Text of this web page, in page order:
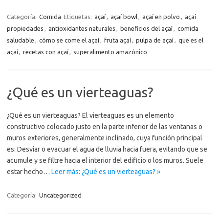
Categoría: Comida Etiquetas: açaí, açaí bowl, açaí en polvo , açaí
propiedades , antioxidantes naturales , beneficios del açaí, comida
saludable , cómo se come el açaí, fruta açaí, pulpa de açaí, que es el
açaí, recetas con açaí, superalimento amazónico
¿Qué es un vierteaguas?
¿Qué es un vierteaguas? El vierteaguas es un elemento
constructivo colocado justo en la parte inferior de las ventanas o
muros exteriores, generalmente inclinado, cuya función principal
es: Desviar o evacuar el agua de lluvia hacia fuera, evitando que se
acumule y se filtre hacia el interior del edificio o los muros. Suele
estar hecho… Leer más: ¿Qué es un vierteaguas? »
Categoría: Uncategorized